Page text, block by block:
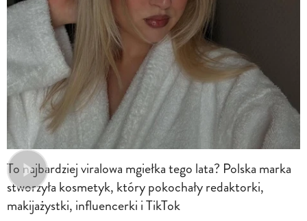
To najbardziej viralowa mgiełka tego lata? Polska marka
stworzyła kosmetyk, który pokochały redaktorki,
makijażystki, influencerki i TikTok